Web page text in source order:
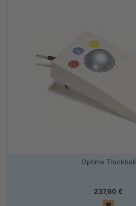
Optima Trackball
237,60 €